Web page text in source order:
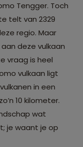
Tengger. Toch
telt van 2329
regio. Maar
deze vulkaan
vraag is heel
vulkaan ligt
in een
10 kilometer.
wat
je waant je op